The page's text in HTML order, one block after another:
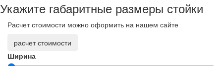
Укажите габаритные размеры стойки
Расчет стоимости можно оформить на нашем сайте
расчет стоимости
Ширина